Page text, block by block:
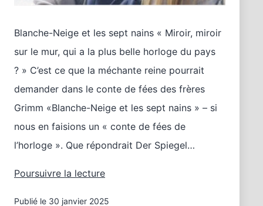
Blanche-Neige et les sept nains « Miroir, miroir
sur le mur, qui a la plus belle horloge du pays
? » C’est ce que la méchante reine pourrait
demander dans le conte de fées des frères
Grimm «Blanche-Neige et les sept nains » – si
nous en faisions un « conte de fées de
l’horloge ». Que répondrait Der Spiegel…
Poursuivre la lectureMontres
au
Publié le 30 janvier 2025